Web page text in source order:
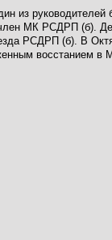
из руководителей
МК РСДРП (б).
РСДРП (б). В
восстанием в